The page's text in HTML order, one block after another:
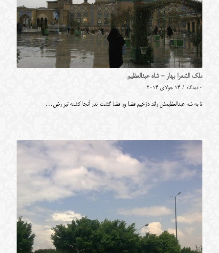
ملک الشعرا بهار - شاه عبدالعظیم
0 دیدگاه / 14 جولای 2014
تا به شه عبدالعظیمش راند دژخیم قضا وز قضا گشت اندر آنجا کشته تیر رض…